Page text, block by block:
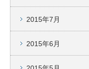
2015年7月
2015年6月